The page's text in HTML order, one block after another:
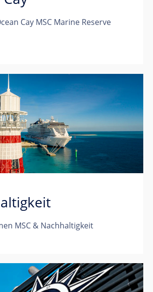
Cay MSC Marine Reserve
MSC & Nachhaltigkeit